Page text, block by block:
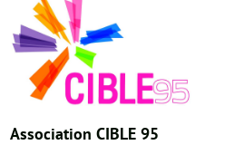
Association CIBLE 95